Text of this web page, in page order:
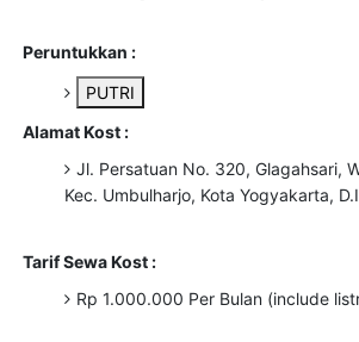
Peruntukkan :
PUTRI
Alamat Kost :
Jl. Persatuan No. 320, Glagahsari,
Kec. Umbulharjo, Kota Yogyakarta,
Tarif Sewa Kost :
Rp 1.000.000 Per Bulan (include